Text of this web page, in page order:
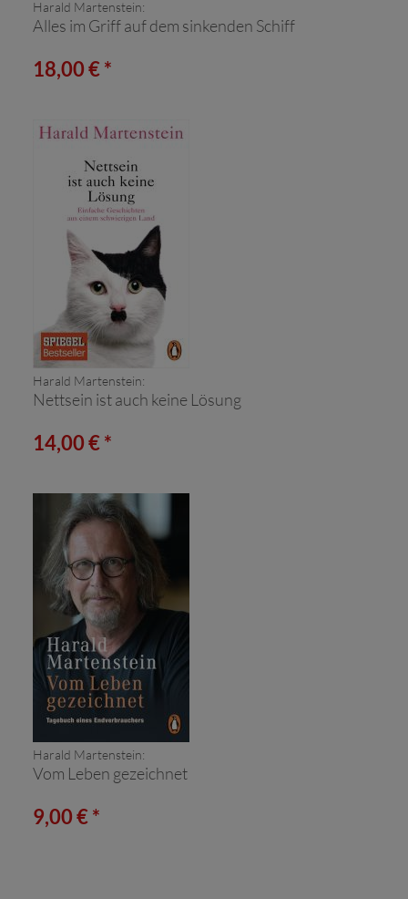
Harald Martenstein:
Alles im Griff auf dem sinkenden Schiff
18,00 € *
Harald Martenstein:
Nettsein ist auch keine Lösung
14,00 € *
Harald Martenstein:
Vom Leben gezeichnet
9,00 € *